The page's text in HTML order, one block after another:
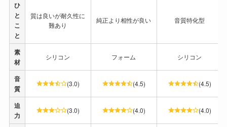
ひ
と
こ
と
質は良いが耐久性に
難あり
純正より相性が良い 音質特化型
素
材
シリコン フォーム シリコン
音
質
(3.0) (4.5) (4.5)
迫
力
(3.0) (4.0) (4.0)